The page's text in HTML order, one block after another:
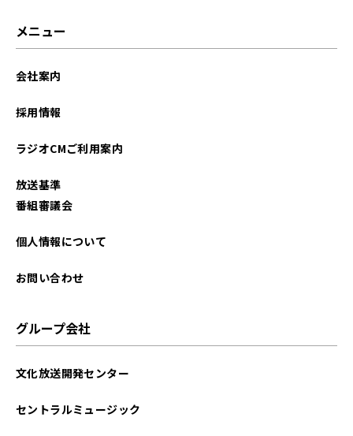
メニュー
会社案内
採用情報
ラジオCMご利用案内
放送基準
番組審議会
個人情報について
お問い合わせ
グループ会社
文化放送開発センター
セントラルミュージック